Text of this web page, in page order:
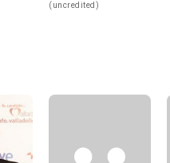
(uncredited)